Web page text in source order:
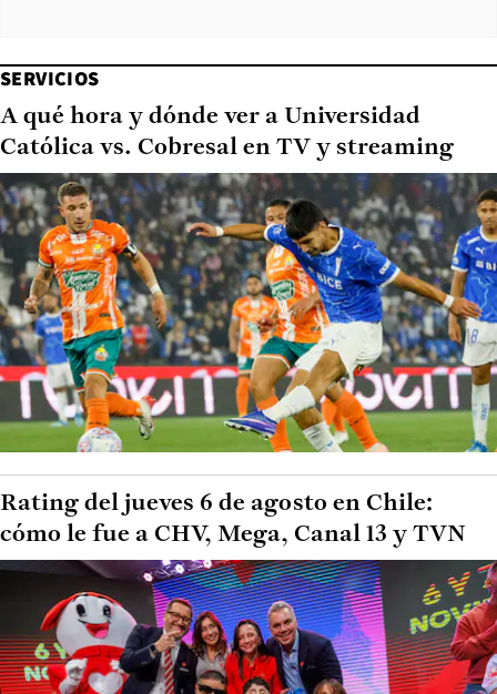
SERVICIOS
A qué hora y dónde ver a Universidad
Católica vs. Cobresal en TV y streaming
Rating del jueves 6 de agosto en Chile:
cómo le fue a CHV, Mega, Canal 13 y TVN